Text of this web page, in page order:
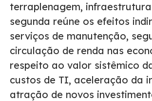
terraplenagem,
segunda reúne os efeitos
serviços de manutenção,
circulação de renda nas
respeito ao valor sistêmico
custos de TI, aceleração da
atração de novos